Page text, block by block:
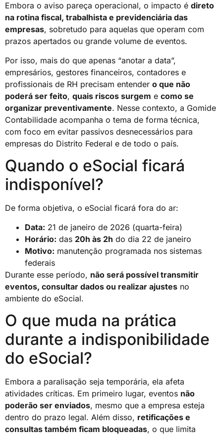
Embora o aviso pareça operacional, o impacto é direto
na rotina fiscal, trabalhista e previdenciária das
empresas, sobretudo para aquelas que operam com
prazos apertados ou grande volume de eventos.
Por isso, mais do que apenas “anotar a data”,
empresários, gestores financeiros, contadores e
profissionais de RH precisam entender o que não
poderá ser feito, quais riscos surgem e como se
organizar preventivamente. Nesse contexto, a Gomide
Contabilidade acompanha o tema de forma técnica,
com foco em evitar passivos desnecessários para
empresas do Distrito Federal e de todo o país.
Quando o eSocial ficará
indisponível?
De forma objetiva, o eSocial ficará fora do ar:
Data: 21 de janeiro de 2026 (quarta-feira)
Horário: das 20h às 2h do dia 22 de janeiro
Motivo: manutenção programada nos sistemas
federais
Durante esse período, não será possível transmitir
eventos, consultar dados ou realizar ajustes no
ambiente do eSocial.
O que muda na prática
durante a indisponibilidade
do eSocial?
Embora a paralisação seja temporária, ela afeta
atividades críticas. Em primeiro lugar, eventos não
poderão ser enviados, mesmo que a empresa esteja
dentro do prazo legal. Além disso, retificações e
consultas também ficam bloqueadas, o que limita